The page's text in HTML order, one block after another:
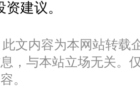
建议。
文内容为本网站转载
，与本站立场无关。
。